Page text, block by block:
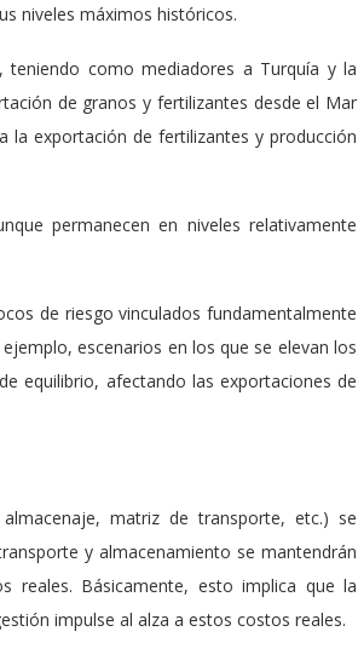
niveles máximos históricos.
como mediadores a Turquía y la
de granos y fertilizantes desde el Mar
la exportación de fertilizantes y producción
permanecen en niveles relativamente
de riesgo vinculados fundamentalmente
escenarios en los que se elevan los
equilibrio, afectando las exportaciones de
matriz de transporte, etc.) se
y almacenamiento se mantendrán
reales. Básicamente, esto implica que la
impulse al alza a estos costos reales.